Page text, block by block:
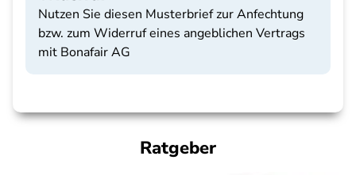
Nutzen Sie diesen Musterbrief zur Anfechtung
bzw. zum Widerruf eines angeblichen Vertrags
mit Bonafair AG
Ratgeber